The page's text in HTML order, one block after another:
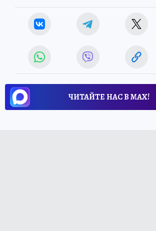
ЧИТАЙТЕ НАС В МАХ!